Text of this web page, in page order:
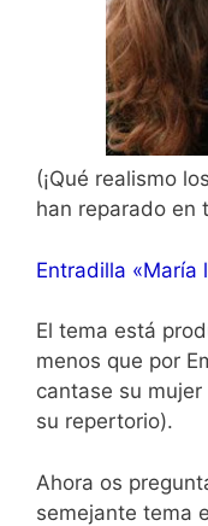
(¡Qué realismo
han reparado en
Entradilla «María
El tema está
menos que por
cantase su
su repertorio).
Ahora os
semejante tema